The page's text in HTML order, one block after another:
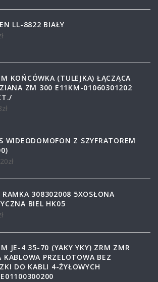
LL-8822 BIAŁY
KOŃCÓWKA (TULEJKA) ŁĄCZĄCA
ZM 300 E11KM-01060301202
zł
WIDEODOMOFON Z SZYFRATOREM
zł
RAMKA 308302008 5XOSŁONA
BIEL HK05
JE-4 35-70 (YAKY YKY) ZRM ZMR
KABLOWA PRZELOTOWA BEZ
DO KABLI 4-ŻYŁOWYCH